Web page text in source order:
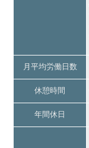
月平均労働日数
休憩時間
年間休日